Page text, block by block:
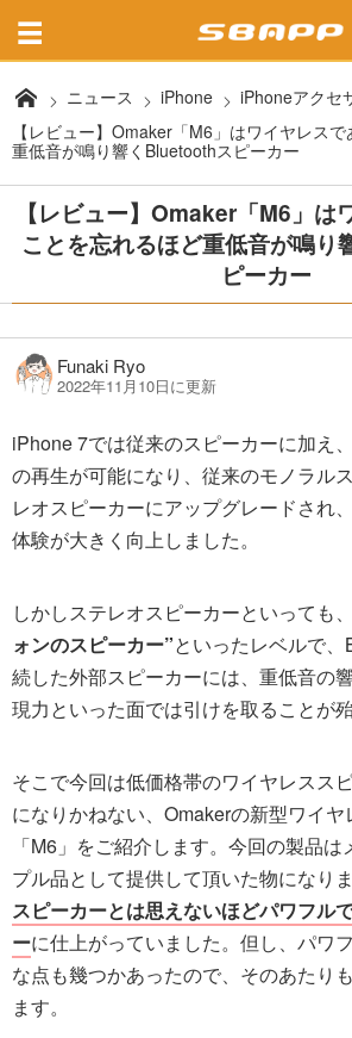
ニュース iPhone iPhoneアクセ
【レビュー】Omaker「M6」はワイヤレス
重低音が鳴り響くBluetoothスピーカー
【レビュー】Omaker「M6」は
ことを忘れるほど重低音が鳴
ピーカー
Funaki Ryo
2022年11月10日に更新
iPhone 7では従来のスピーカーに加え
の再生が可能になり、従来のモノラル
レオスピーカーにアップグレードされ
体験が大きく向上しました。
しかしステレオスピーカーといっても
ォンのスピーカー”といったレベルで
続した外部スピーカーには、重低音の
現力といった面では引けを取ることが殆
そこで今回は低価格帯のワイヤレスス
になりかねない、Omakerの新型ワイ
「M6」をご紹介します。今回の製品
プル品として提供して頂いた物になりま
スピーカーとは思えないほどパワフル
ーに仕上がっていました。但し、パワ
な点も幾つかあったので、そのあたり
ます。